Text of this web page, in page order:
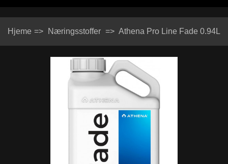
Hjeme => Næringsstoffer => Athena Pro Line Fade 0.94L